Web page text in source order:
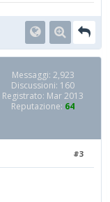
Messaggi: 2,923
Discussioni: 160
Registrato: Mar 2013
Reputazione: 64
#3